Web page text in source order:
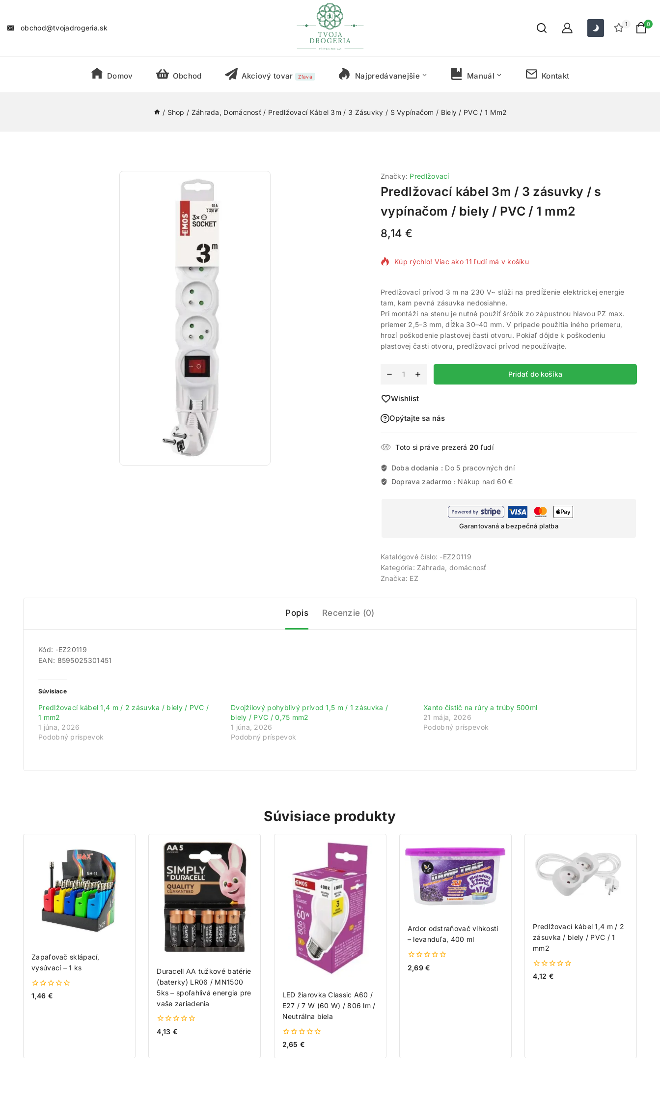
obchod@tvojadrogeria.sk 1 0
Domov Obchod Akciový tovar Zľava Najpredávanejšie Manuál Kontakt
/ Shop / Záhrada, Domácnosť / Predlžovací Kábel 3m / 3 Zásuvky / S Vypínačom / Biely / PVC / 1 Mm2
Značky: Predlžovací
Predlžovací kábel 3m / 3 zásuvky / s
vypínačom / biely / PVC / 1 mm2
8,14 €
7 produktov predaných za posledných 20 hodín
Kúp rýchlo! Viac ako 11 ľudí má v košíku
Predlžovací prívod 3 m na 230 V~ slúži na predĺženie elektrickej energie
tam, kam pevná zásuvka nedosiahne.
Pri montáži na stenu je nutné použiť šróbik zo zápustnou hlavou PZ max.
priemer 2,5–3 mm, dĺžka 30–40 mm. V prípade použitia iného priemeru,
hrozí poškodenie plastovej časti otvoru. Pokiaľ dôjde k poškodeniu
plastovej časti otvoru, predlžovací prívod nepoužívajte.
Pridať do košíka
Wishlist
Opýtajte sa nás
Toto si práve prezerá 20 ľudí
Doba dodania : Do 5 pracovných dní
Doprava zadarmo : Nákup nad 60 €
Garantovaná a bezpečná platba
Katalógové číslo: -EZ20119
Kategória: Záhrada, domácnosť
Značka: EZ
Popis Recenzie (0)
Kód: -EZ20119
EAN: 8595025301451
Súvisiace
Predlžovací kábel 1,4 m / 2 zásuvka / biely / PVC /
1 mm2
1 júna, 2026
Podobný príspevok
Dvojžilový pohyblivý prívod 1,5 m / 1 zásuvka /
biely / PVC / 0,75 mm2
1 júna, 2026
Podobný príspevok
Xanto čistič na rúry a trúby 500ml
21 mája, 2026
Podobný príspevok
Súvisiace produkty
Zapaľovač sklápací,
vysúvací – 1 ks
0
1,46 €
Duracell AA tužkové batérie
(baterky) LR06 / MN1500
5ks – spoľahlivá energia pre
vaše zariadenia
0
4,13 €
LED žiarovka Classic A60 /
E27 / 7 W (60 W) / 806 lm /
Neutrálna biela
0
5
2,65 €
Ardor odstraňovač vlhkosti
– levanduľa, 400 ml
0
2,69€
Predlžovací kábel 1,4 m / 2
zásuvka / biely / PVC / 1
mm2
0
4,12 €
Zaregistrujte sa ešte dnes a my vám pripíšeme vstupný bonus 200 bodov.
Navyše za každé 1 € nákupu získate 1 bod do vášho vernostného účtu.
Nakupujte výhodnejšie!